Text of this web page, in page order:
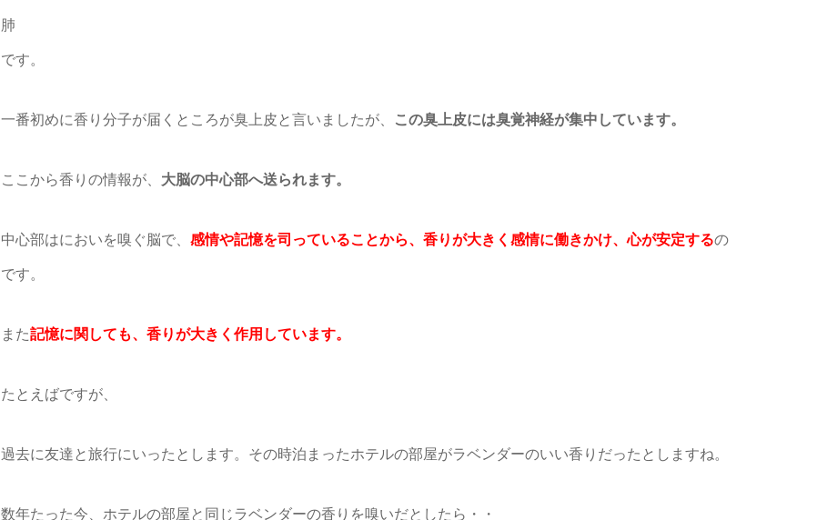
肺
です。
一番初めに香り分子が届くところが臭上皮と言いましたが、 この臭上皮には臭覚神経が集中しています。
ここから香りの情報が、 大脳の中心部へ送られます。
中心部はにおいを嗅ぐ脳で、 感情や記憶を司っていることから、香りが大きく感情に働きかけ、心が安定するの
です。
また記憶に関しても、香りが大きく作用しています。
たとえばですが、
過去に友達と旅行にいったとします。 その時泊まったホテルの部屋がラベンダーのいい香りだったとしますね。
数年たった今、ホテルの部屋と同じラベンダーの香りを嗅いだとしたら・・